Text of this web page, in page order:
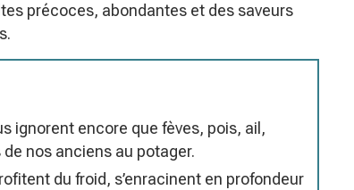
précoces, abondantes et des saveurs
ignorent encore que fèves, pois, ail,
nos anciens au potager.
du froid, s’enracinent en profondeur